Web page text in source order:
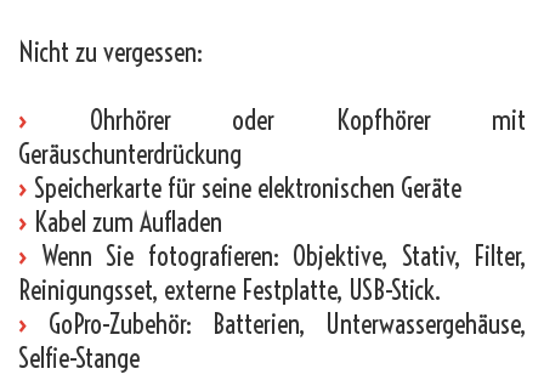
Nicht zu vergessen:
›
Ohrhörer oder Kopfhörer mit
Geräuschunterdrückung
› Speicherkarte für seine elektronischen Geräte
› Kabel zum Aufladen
› Wenn Sie fotografieren: Objektive, Stativ, Filter,
Reinigungsset, externe Festplatte, USB-Stick.
› GoPro-Zubehör: Batterien, Unterwassergehäuse,
Selfie-Stange